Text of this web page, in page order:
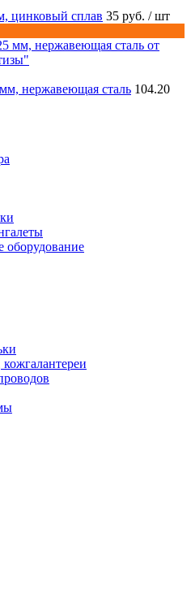
цинковый сплав 35 руб. / шт
нержавеющая сталь 104.20
оборудование